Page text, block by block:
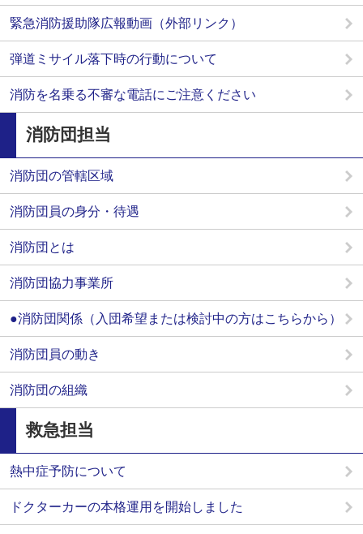
緊急消防援助隊広報動画（外部リンク）
弾道ミサイル落下時の行動について
消防を名乗る不審な電話にご注意ください
消防団担当
消防団の管轄区域
消防団員の身分・待遇
消防団とは
消防団協力事業所
●消防団関係（入団希望または検討中の方はこちらから）
消防団員の動き
消防団の組織
救急担当
熱中症予防について
ドクターカーの本格運用を開始しました